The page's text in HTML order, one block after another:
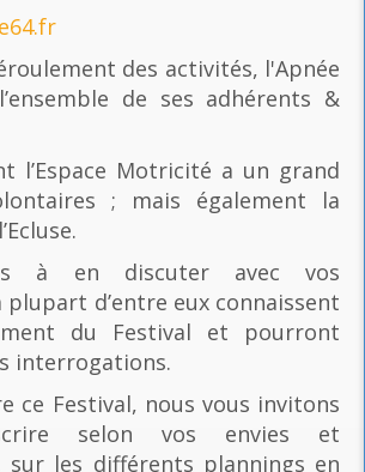
des activités, l'Apnée
de ses adhérents &
l’Espace Motricité a un grand
; mais également la
à en discuter avec vos
d’entre eux connaissent
du Festival et pourront
interrogations.
ce Festival, nous vous invitons
selon vos envies et
sur les différents plannings en